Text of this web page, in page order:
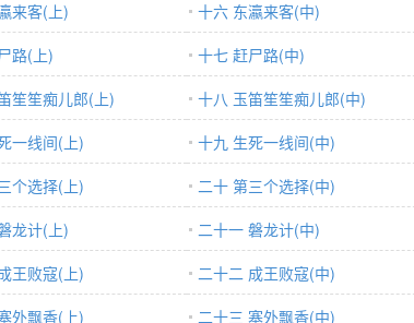
来客(上)
十六 东瀛来客(中)
路(上)
十七 赶尸路(中)
笙笙痴儿郎(上)
十八 玉笛笙笙痴儿郎(中)
一线间(上)
十九 生死一线间(中)
个选择(上)
二十 第三个选择(中)
龙计(上)
二十一 磐龙计(中)
王败寇(上)
二十二 成王败寇(中)
外飘香(上) 二十三 塞外飘香(中)